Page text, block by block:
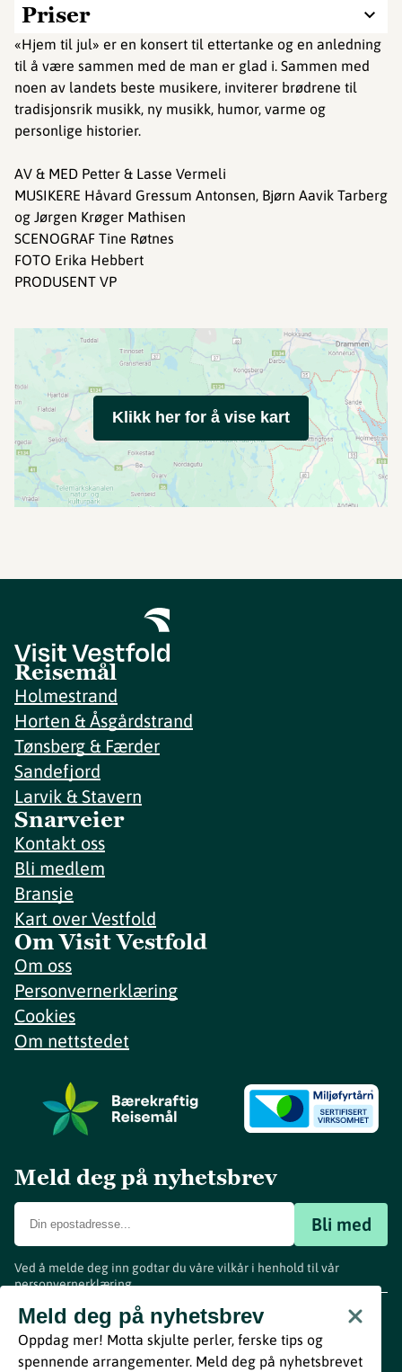
Priser
«Hjem til jul» er en konsert til ettertanke og en anledning
til å være sammen med de man er glad i. Sammen med
noen av landets beste musikere, inviterer brødrene til
tradisjonsrik musikk, ny musikk, humor, varme og
personlige historier.
AV & MED Petter & Lasse Vermeli
MUSIKERE Håvard Gressum Antonsen, Bjørn Aavik Tarberg
og Jørgen Krøger Mathisen
SCENOGRAF Tine Røtnes
FOTO Erika Hebbert
PRODUSENT VP
Klikk her for å vise kart
Reisemål
Holmestrand
Horten & Åsgårdstrand
Tønsberg & Færder
Sandefjord
Larvik & Stavern
Snarveier
Kontakt oss
Bli medlem
Bransje
Kart over Vestfold
Om Visit Vestfold
Om oss
Personvernerklæring
Cookies
Om nettstedet
Meld deg på nyhetsbrev
Bli med
Ved å melde deg inn godtar du våre vilkår i henhold til vår
personvernerklæring.
Meld deg på nyhetsbrev
Oppdag mer! Motta skjulte perler, ferske tips og
spennende arrangementer. Meld deg på nyhetsbrevet
www.visitvestfold.com
Turistinformasjon
Vestfold Fylkeskommune